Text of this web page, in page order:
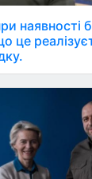
наявності
це